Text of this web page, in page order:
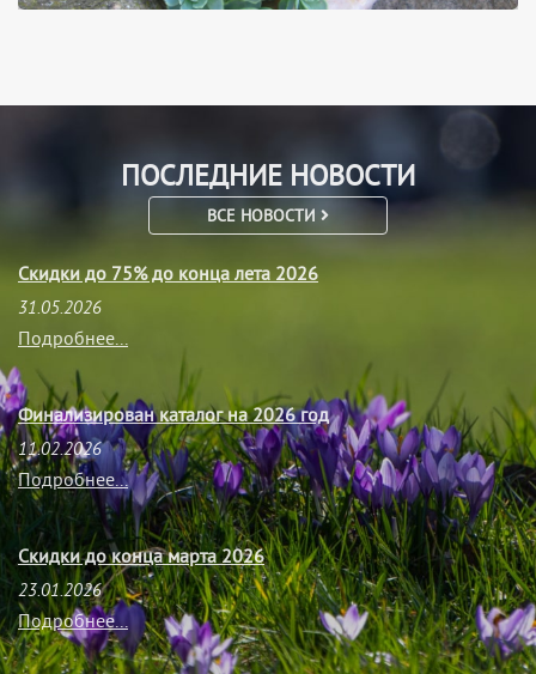
ПОСЛЕДНИЕ НОВОСТИ
ВСЕ НОВОСТИ
Скидки до 75% до конца лета 2026
31.05.2026
Подробнее...
Финализирован каталог на 2026 год
11.02.2026
Подробнее...
Скидки до конца марта 2026
23.01.2026
Подробнее...